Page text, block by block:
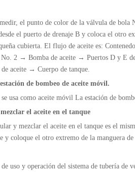
el punto de color de la válvula de
el puerto de drenaje B y coloca el otro
cubierta. El flujo de aceite es:
No. 2 → Bomba de aceite → Puertos D y
de aceite → Cuerpo de tanque.
de bombeo de aceite móvil.
usa como aceite móvil La estación de
el aceite en el tanque
y mezclar el aceite en el tanque es el
y coloque el otro extremo de la manguera
uso y operación del sistema de tubería de